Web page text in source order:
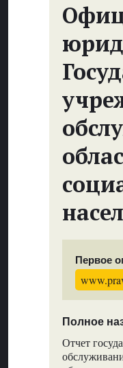
Первое
Полное
Отчет